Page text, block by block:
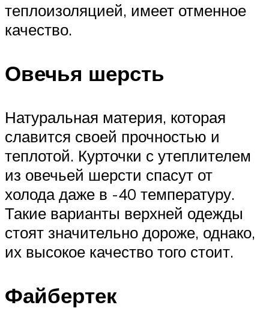
теплоизоляцией, имеет отменное
качество.
Овечья шерсть
Натуральная материя, которая
славится своей прочностью и
теплотой. Курточки с утеплителем
из овечьей шерсти спасут от
холода даже в -40 температуру.
Такие варианты верхней одежды
стоят значительно дороже, однако,
их высокое качество того стоит.
Файбертек